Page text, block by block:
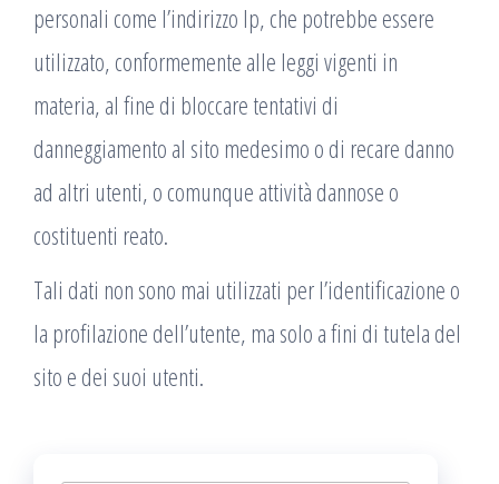
personali come l’indirizzo Ip, che potrebbe essere
utilizzato, conformemente alle leggi vigenti in
materia, al fine di bloccare tentativi di
danneggiamento al sito medesimo o di recare danno
ad altri utenti, o comunque attività dannose o
costituenti reato.
Tali dati non sono mai utilizzati per l’identificazione o
la profilazione dell’utente, ma solo a fini di tutela del
sito e dei suoi utenti.